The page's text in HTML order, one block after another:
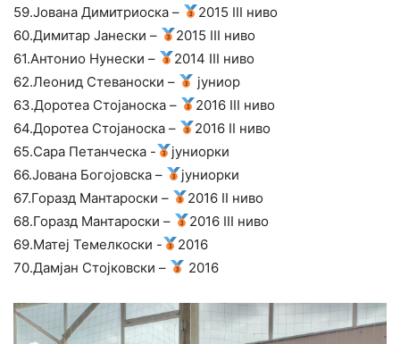
59.Јована Димитриоска –
2015 III ниво
60.Димитар Јанески –
2015 III ниво
61.Антонио Нунески –
2014 III ниво
62.Леонид Стеваноски –
јуниор
63.Доротеа Стојаноска –
2016 III ниво
64.Доротеа Стојаноска –
2016 II ниво
65.Сара Петанческа -
јуниорки
66.Јована Богојовска –
јуниорки
67.Горазд Мантароски –
2016 II ниво
68.Горазд Мантароски –
2016 III ниво
69.Матеј Темелкоски -
2016
70.Дамјан Стојковски –
2016